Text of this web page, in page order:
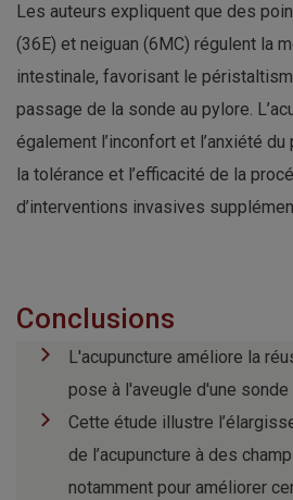
Les auteurs expliquent que des
(36E) et neiguan (6MC) régulent la
intestinale, favorisant le
passage de la sonde au pylore.
également l’inconfort et l’anxiété
la tolérance et l’efficacité de la
d’interventions invasives
Conclusions
L'acupuncture améliore la
pose à l'aveugle d'une sonde
Cette étude illustre
de l’acupuncture à des
notamment pour améliorer